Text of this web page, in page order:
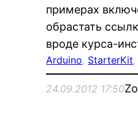
примерах
обрастать
вроде курса-
Arduino, StarterKit,
24.09.2012 17:50